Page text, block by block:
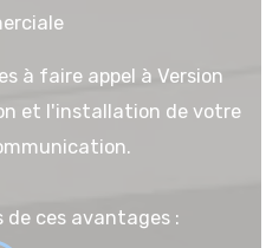
à faire appel à Version
et l'installation de votre
de ces avantages :